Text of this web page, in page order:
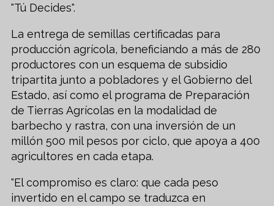
"Tú Decides".
La entrega de semillas certificadas para
producción agrícola, beneficiando a más de 280
productores con un esquema de subsidio
tripartita junto a pobladores y el Gobierno del
Estado, así como el programa de Preparación
de Tierras Agrícolas en la modalidad de
barbecho y rastra, con una inversión de un
millón 500 mil pesos por ciclo, que apoya a 400
agricultores en cada etapa.
"El compromiso es claro: que cada peso
invertido en el campo se traduzca en